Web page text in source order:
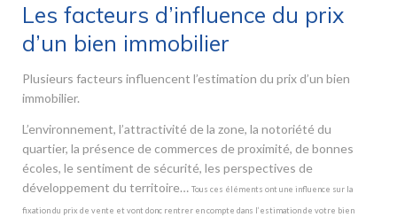
Les facteurs d’influence du prix
d’un bien immobilier
Plusieurs facteurs influencent l’estimation du prix d’un bien
immobilier.
L’environnement, l’attractivité de la zone, la notoriété du
quartier, la présence de commerces de proximité, de bonnes
écoles, le sentiment de sécurité, les perspectives de
développement du territoire… Tous ces éléments ont une influence sur la
fixation du prix de vente et vont donc rentrer en compte dans l’estimation de votre bien